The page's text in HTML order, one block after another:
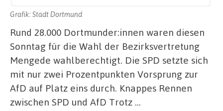
Grafik: Stadt Dortmund
Rund 28.000 Dortmunder:innen waren diesen
Sonntag für die Wahl der Bezirksvertretung
Mengede wahlberechtigt. Die SPD setzte sich
mit nur zwei Prozentpunkten Vorsprung zur
AfD auf Platz eins durch. Knappes Rennen
zwischen SPD und AfD Trotz …